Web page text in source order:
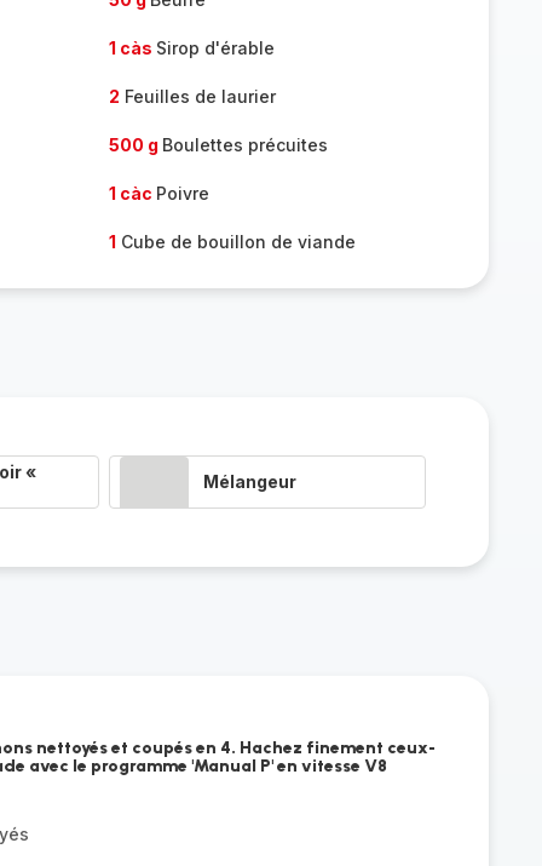
1 càs Sirop d'érable
2 Feuilles de laurier
500 g Boulettes précuites
1 càc Poivre
1 Cube de bouillon de viande
«
Mélangeur
nettoyés et coupés en 4. Hachez finement ceux-
avec le programme 'Manual P' en vitesse V8